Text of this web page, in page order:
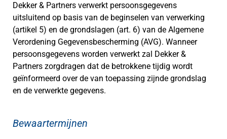
Dekker & Partners verwerkt persoonsgegevens
uitsluitend op basis van de beginselen van verwerking
(artikel 5) en de grondslagen (art. 6) van de Algemene
Verordening Gegevensbescherming (AVG). Wanneer
persoonsgegevens worden verwerkt zal Dekker &
Partners zorgdragen dat de betrokkene tijdig wordt
geïnformeerd over de van toepassing zijnde grondslag
en de verwerkte gegevens.
Bewaartermijnen